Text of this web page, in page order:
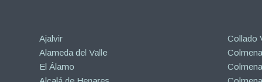
Ajalvir
Alameda del Valle
El Álamo
Collado